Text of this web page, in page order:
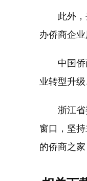
此外，去
办侨商企
中国侨商
业转型升
浙江省委
窗口，坚
的侨商之